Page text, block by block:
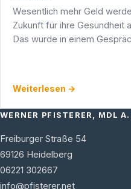
Wesentlich mehr Geld
Zukunft für ihre Gesundheit
Das wurde in einem
Weiterlesen →
WERNER PFISTERER, MDL A.
Freiburger Straße 54
69126 Heidelberg
06221 302667
info@pfisterer.net